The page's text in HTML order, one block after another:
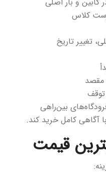
کلاس
تغییر تاریخ
مقصد
بین‌راهی
آگاهی کامل خرید کند.
قیمت